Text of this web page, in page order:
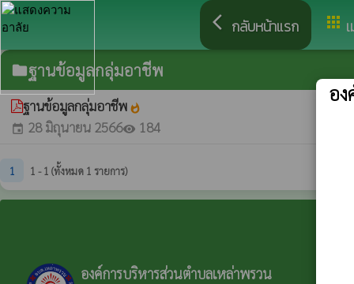
arrow_back_ios กลับหน้าแรก apps
folderฐานข้อมูลกลุ่มอาชีพ
ฐานข้อมูลกลุ่มอาชีพ whatshot
event 28 มิถุนายน 2566visibility 184
1 1 - 1 (ทั้งหมด 1 รายการ)
องค์การบริหารส่วนตำบลเหล่าพรวน
อ